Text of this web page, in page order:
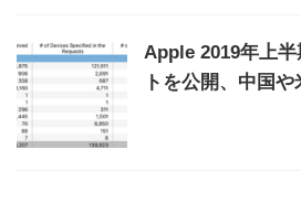
Apple 2019年上
トを公開、中国や